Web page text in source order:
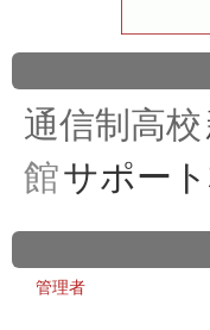
通信制高校
館サポー
管理者